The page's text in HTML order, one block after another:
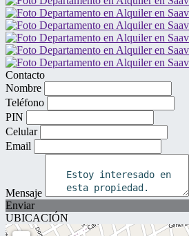
Contacto
Nombre
Teléfono
PIN
Celular
Email
Mensaje
Enviar
UBICACIÓN